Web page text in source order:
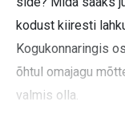
kodust kiiresti
Kogukonnaringis
õhtul omajagu
valmis olla.